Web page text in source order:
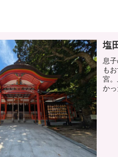
塩
息
も
宮
か